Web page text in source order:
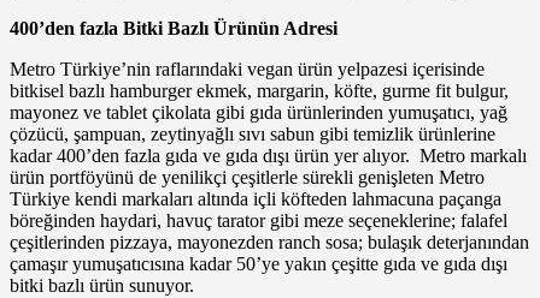
400’den fazla Bitki Bazlı Ürünün Adresi
Metro Türkiye’nin raflarındaki vegan ürün yelpazesi içerisinde
bitkisel bazlı hamburger ekmek, margarin, köfte, gurme fit bulgur,
mayonez ve tablet çikolata gibi gıda ürünlerinden yumuşatıcı, yağ
çözücü, şampuan, zeytinyağlı sıvı sabun gibi temizlik ürünlerine
kadar 400’den fazla gıda ve gıda dışı ürün yer alıyor. Metro markalı
ürün portföyünü de yenilikçi çeşitlerle sürekli genişleten Metro
Türkiye kendi markaları altında içli köfteden lahmacuna paçanga
böreğinden haydari, havuç tarator gibi meze seçeneklerine; falafel
çeşitlerinden pizzaya, mayonezden ranch sosa; bulaşık deterjanından
çamaşır yumuşatıcısına kadar 50’ye yakın çeşitte gıda ve gıda dışı
bitki bazlı ürün sunuyor.